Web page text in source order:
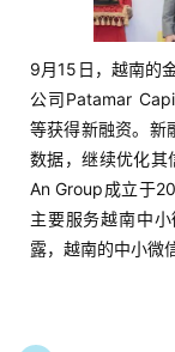
9月15日，越南的
公司Patamar
等获得新融资。新
数据，继续优化其
An Group成立于
主要服务越南中
露，越南的中小微